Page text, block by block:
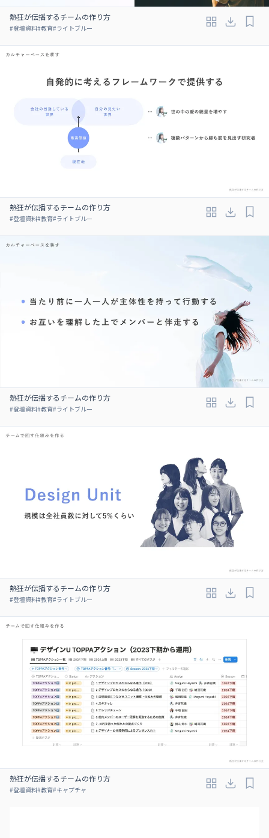
熱狂が伝播するチームの作り方
#登壇資料#教育#ライトブルー
熱狂が伝播するチームの作り方
#登壇資料#教育#ライトブルー
熱狂が伝播するチームの作り方
#登壇資料#教育#ライトブルー
熱狂が伝播するチームの作り方
#登壇資料#教育#ライトブルー
熱狂が伝播するチームの作り方
#登壇資料#教育#キャプチャ